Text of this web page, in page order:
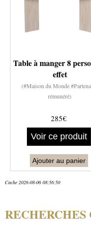
Table à manger 8
effet
(#Maison du Monde
rémunéré)
285€
Voir ce produit
Ajouter au panier
Cache 2026-08-06 08:56:50
RECHERCHES